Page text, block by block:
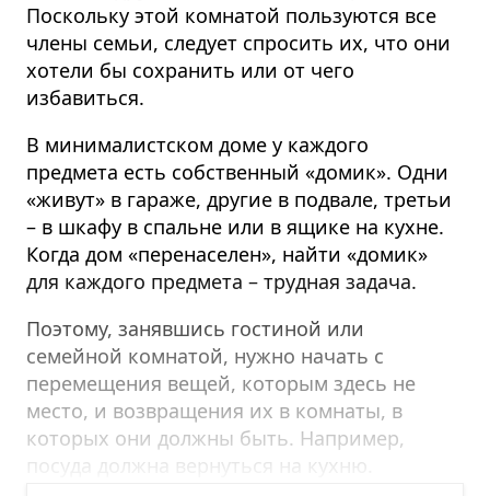
Поскольку этой комнатой пользуются все
члены семьи, следует спросить их, что они
хотели бы сохранить или от чего
избавиться.
В минималистском доме у каждого
предмета есть собственный «домик». Одни
«живут» в гараже, другие в подвале, третьи
– в шкафу в спальне или в ящике на кухне.
Когда дом «перенаселен», найти «домик»
для каждого предмета – трудная задача.
Поэтому, занявшись гостиной или
семейной комнатой, нужно начать с
перемещения вещей, которым здесь не
место, и возвращения их в комнаты, в
которых они должны быть. Например,
посуда должна вернуться на кухню.